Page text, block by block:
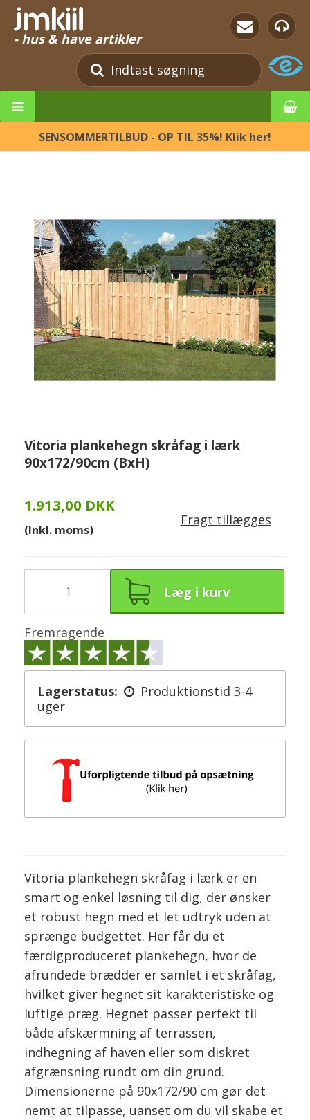
- hus & have artikler
SENSOMMERTILBUD - OP TIL 35%! Klik her!
Vitoria plankehegn skråfag i lærk
90x172/90cm (BxH)
1.913,00 DKK
(Inkl. moms)
Fragt tillægges
Læg i kurv
Fremragende
Lagerstatus:
Produktionstid 3-4
uger
Vitoria plankehegn skråfag i lærk er en
smart og enkel løsning til dig, der ønsker
et robust hegn med et let udtryk uden at
sprænge budgettet. Her får du et
færdigproduceret plankehegn, hvor de
afrundede brædder er samlet i et skråfag,
hvilket giver hegnet sit karakteristiske og
luftige præg. Hegnet passer perfekt til
både afskærmning af terrassen,
indhegning af haven eller som diskret
afgrænsning rundt om din grund.
Dimensionerne på 90x172/90 cm gør det
nemt at tilpasse, uanset om du vil skabe et